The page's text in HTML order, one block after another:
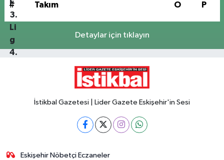
# Takım O P
Detaylar için tıklayın
İstikbal Gazetesi | Lider Gazete Eskişehir'in Sesi
Eskişehir Nöbetçi Eczaneler